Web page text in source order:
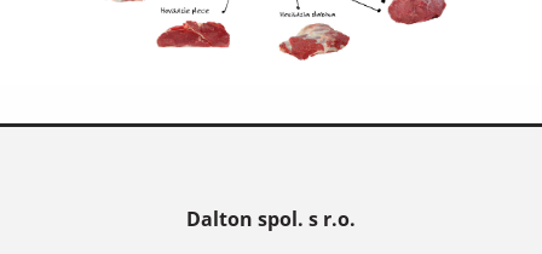
Dalton spol. s r.o.